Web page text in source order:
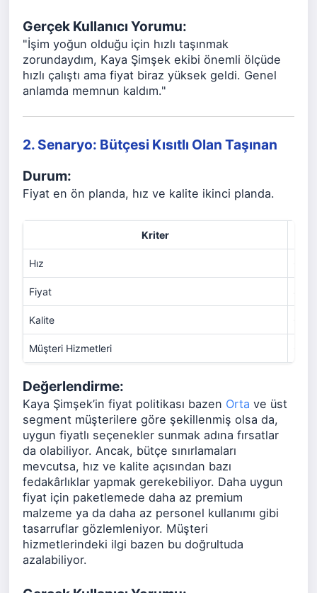
Gerçek Kullanıcı Yorumu:
"İşim yoğun olduğu için hızlı taşınmak
zorundaydım, Kaya Şimşek ekibi önemli ölçüde
hızlı çalıştı ama fiyat biraz yüksek geldi. Genel
anlamda memnun kaldım."
2. Senaryo: Bütçesi Kısıtlı Olan Taşınan
Durum:
Fiyat en ön planda, hız ve kalite ikinci planda.
Kriter
Hız
Fiyat
Kalite
Müşteri Hizmetleri
Değerlendirme:
Kaya Şimşek’in fiyat politikası bazen Orta ve üst
segment müşterilere göre şekillenmiş olsa da,
uygun fiyatlı seçenekler sunmak adına fırsatlar
da olabiliyor. Ancak, bütçe sınırlamaları
mevcutsa, hız ve kalite açısından bazı
fedakârlıklar yapmak gerekebiliyor. Daha uygun
fiyat için paketlemede daha az premium
malzeme ya da daha az personel kullanımı gibi
tasarruflar gözlemleniyor. Müşteri
hizmetlerindeki ilgi bazen bu doğrultuda
azalabiliyor.